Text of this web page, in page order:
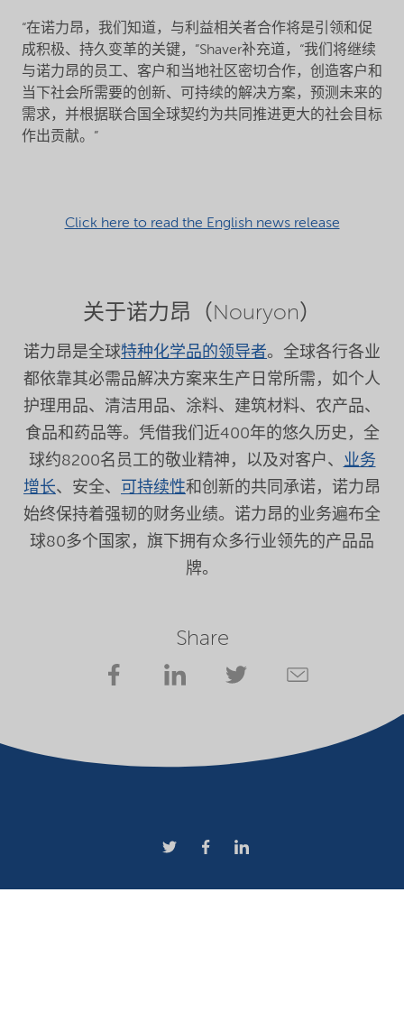
“在诺力昂，我们知道，与利益相关者合作将是引领和促
成积极、持久变革的关键，”Shaver补充道，“我们将继续
与诺力昂的员工、客户和当地社区密切合作，创造客户和
当下社会所需要的创新、可持续的解决方案，预测未来的
需求，并根据联合国全球契约为共同推进更大的社会目标
作出贡献。”
Click here to read the English news release
关于诺力昂（Nouryon）
诺力昂是全球特种化学品的领导者。全球各行各业
都依靠其必需品解决方案来生产日常所需，如个人
护理用品、清洁用品、涂料、建筑材料、农产品、
食品和药品等。凭借我们近400年的悠久历史，全
球约8200名员工的敬业精神，以及对客户、 业务
增长、安全、 可持续性和创新的共同承诺，诺力昂
始终保持着强韧的财务业绩。诺力昂的业务遍布全
球80多个国家，旗下拥有众多行业领先的产品品
牌。
Share